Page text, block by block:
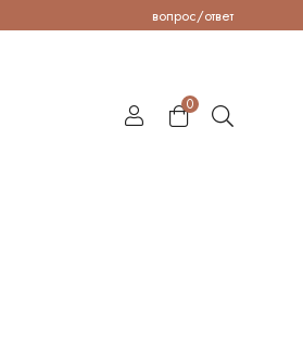
вопрос/ответ
0